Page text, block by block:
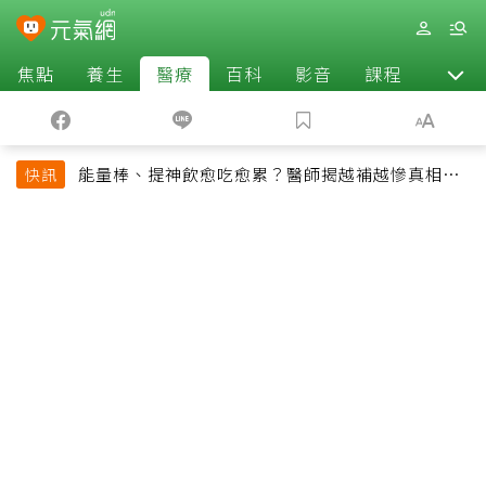
焦點 養生 醫療 百科 影音 課程 退休
快訊
能量棒、提神飲愈吃愈累？醫師揭越補越慘真相：